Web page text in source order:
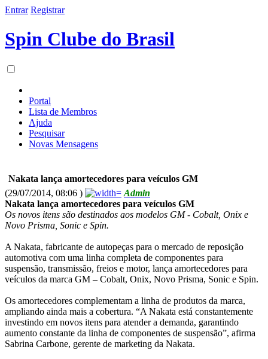
Entrar Registrar
Spin Clube do Brasil
Portal
Lista de Membros
Ajuda
Pesquisar
Novas Mensagens
Nakata lança amortecedores para veículos GM
(29/07/2014, 08:06 )
Admin
Nakata lança amortecedores para veículos GM
Os novos itens são destinados aos modelos GM - Cobalt, Onix e
Novo Prisma, Sonic e Spin.
A Nakata, fabricante de autopeças para o mercado de reposição
automotiva com uma linha completa de componentes para
suspensão, transmissão, freios e motor, lança amortecedores para
veículos da marca GM – Cobalt, Onix, Novo Prisma, Sonic e Spin.
Os amortecedores complementam a linha de produtos da marca,
ampliando ainda mais a cobertura. “A Nakata está constantemente
investindo em novos itens para atender a demanda, garantindo
aumento constante da linha de componentes de suspensão”, afirma
Sabrina Carbone, gerente de marketing da Nakata.